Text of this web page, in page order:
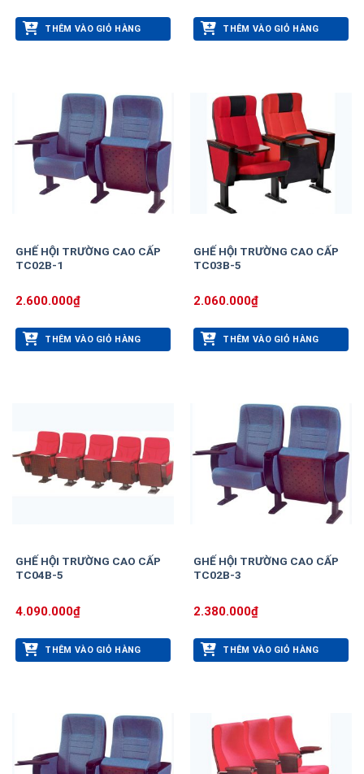
THÊM VÀO GIỎ HÀNG THÊM VÀO GIỎ HÀNG
GHẾ HỘI TRƯỜNG CAO CẤP
TC02B-1
2.600.000₫
THÊM VÀO GIỎ HÀNG
GHẾ HỘI TRƯỜNG CAO CẤP
TC03B-5
2.060.000₫
THÊM VÀO GIỎ HÀNG
GHẾ HỘI TRƯỜNG CAO CẤP
TC04B-5
4.090.000₫
THÊM VÀO GIỎ HÀNG
GHẾ HỘI TRƯỜNG CAO CẤP
TC02B-3
2.380.000₫
THÊM VÀO GIỎ HÀNG